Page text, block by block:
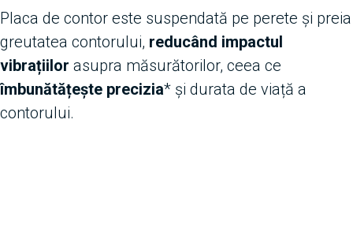
Placa de contor este suspendată pe perete și preia
greutatea contorului, reducând impactul
vibrațiilor asupra măsurătorilor, ceea ce
îmbunătățește precizia* și durata de viață a
contorului.